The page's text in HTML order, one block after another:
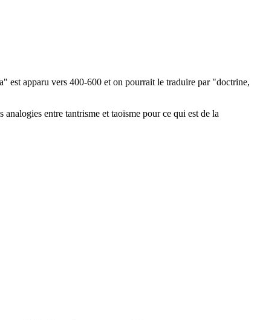
est apparu vers 400-600 et on pourrait le traduire par "doctrine,
entre tantrisme et taoïsme pour ce qui est de la